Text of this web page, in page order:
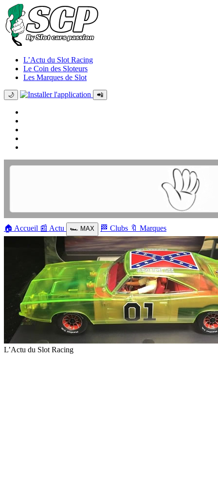
L’Actu du Slot Racing
Le Coin des Sloteurs
Les Marques de Slot
🌙 📲
🏠 Accueil 📰 Actu 🏎️ MAX 🏁 Clubs 🔖 Marques
L’Actu du Slot Racing